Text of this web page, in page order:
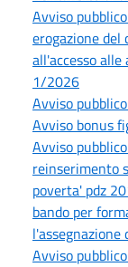
Avviso
erogazione
all'accesso
1/2026
Avviso
Avviso bonus
Avviso
reinserimento
poverta' pdz
bando per
Avviso